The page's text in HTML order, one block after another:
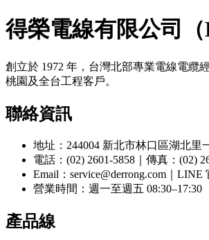
得榮電線有限公司（
創立於 1972 年，台灣北部專業電線電纜
桃園及全台工程客戶。
聯絡資訊
地址：244004 新北市林口區湖北里
電話：(02) 2601-5858｜傳真：(02)
Email：service@derrong.com｜LINE
營業時間：週一至週五 08:30–17:30
產品線